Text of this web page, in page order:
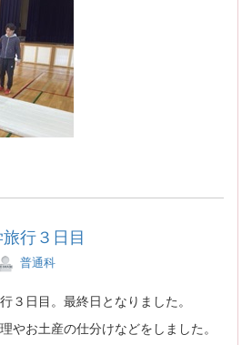
行３日目
普通科
３日目。最終日となりました。
やお土産の仕分けなどをしました。